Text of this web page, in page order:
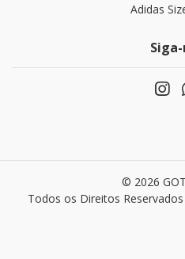
Adidas
© 2026
Todos os Direitos Reservados